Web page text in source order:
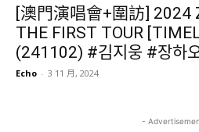
[澳門演唱會+圍訪] 2024
THE FIRST TOUR
(241102) #김지웅 #장하
Echo - 3 11 月, 2024
-